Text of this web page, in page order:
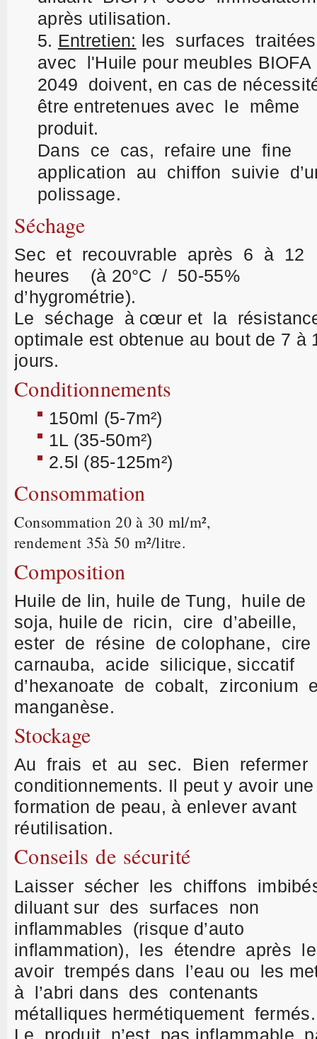
après utilisation.
Entretien: les surfaces
avec l'Huile pour meubles BIOFA
2049 doivent, en cas de
être entretenues avec le même
produit.
Dans ce cas, refaire une fine
application au chiffon suivie
polissage.
Séchage
Sec et recouvrable après 6 à 12
heures (à 20°C / 50-55%
d’hygrométrie).
Le séchage à cœur et la
optimale est obtenue au bout de 7 à
jours.
Conditionnements
150ml (5-7m²)
1L (35-50m²)
2.5l (85-125m²)
Consommation
Consommation 20 à 30 ml/m²,
rendement 35à 50 m²/litre.
Composition
Huile de lin, huile de Tung, huile de
soja, huile de ricin, cire d’abeille,
ester de résine de colophane,
carnauba, acide silicique, siccatif
d’hexanoate de cobalt, zirconium
manganèse.
Stockage
Au frais et au sec. Bien refermer
conditionnements. Il peut y avoir une
formation de peau, à enlever avant
réutilisation.
Conseils de sécurité
Laisser sécher les chiffons
diluant sur des surfaces non
inflammables (risque d’auto
inflammation), les étendre après
avoir trempés dans l’eau ou les
à l’abri dans des contenants
métalliques hermétiquement
Le produit n’est pas inflammable